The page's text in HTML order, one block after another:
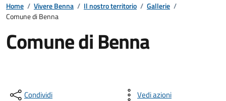
Home / Vivere Benna / Il nostro territorio / Gallerie /
Comune di Benna
Comune di Benna
Condividi Vedi azioni